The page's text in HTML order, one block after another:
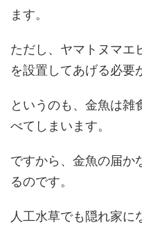
ます。
ただし、ヤマトヌマエ
を設置してあげる必要
というのも、金魚は雑
べてしまいます。
ですから、金魚の届か
るのです。
人工水草でも隠れ家に